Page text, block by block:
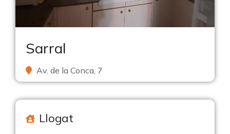
Sarral
Av. de la Conca, 7
Llogat